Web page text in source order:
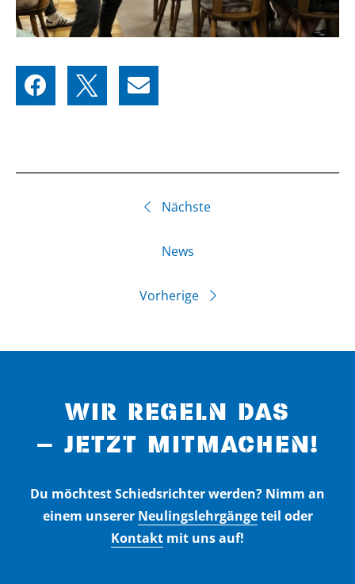
Nächste
News
Vorherige
WIR REGELN DAS
– JETZT MITMACHEN!
Du möchtest Schiedsrichter werden? Nimm an
einem unserer Neulingslehrgängeteil oder
Kontakt mit uns auf!